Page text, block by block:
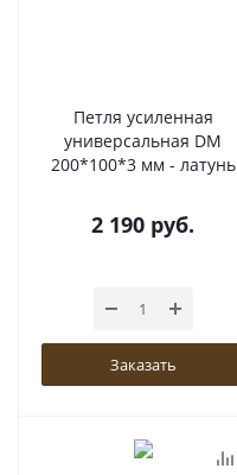
Петля усиленная
универсальная DM
200*100*3 мм - латунь
2 190 руб.
Заказать